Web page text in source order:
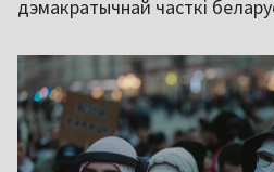
дэмакратычнай часткі